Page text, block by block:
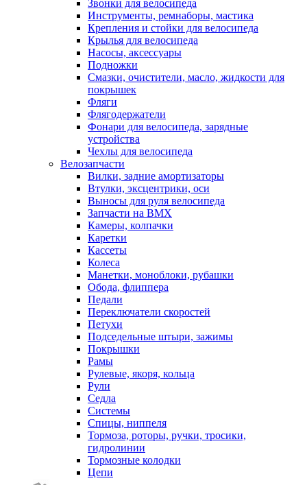
Звонки для велосипеда
Инструменты, ремнаборы, мастика
Крепления и стойки для велосипеда
Крылья для велосипеда
Насосы, аксессуары
Подножки
Смазки, очистители, масло, жидкости для
покрышек
Фляги
Флягодержатели
Фонари для велосипеда, зарядные
устройства
Чехлы для велосипеда
Велозапчасти
Вилки, задние амортизаторы
Втулки, эксцентрики, оси
Выносы для руля велосипеда
Запчасти на BMX
Камеры, колпачки
Каретки
Кассеты
Колеса
Манетки, моноблоки, рубашки
Обода, флиппера
Педали
Переключатели скоростей
Петухи
Подседельные штыри, зажимы
Покрышки
Рамы
Рулевые, якоря, кольца
Рули
Седла
Системы
Спицы, ниппеля
Тормоза, роторы, ручки, тросики,
гидролинии
Тормозные колодки
Цепи